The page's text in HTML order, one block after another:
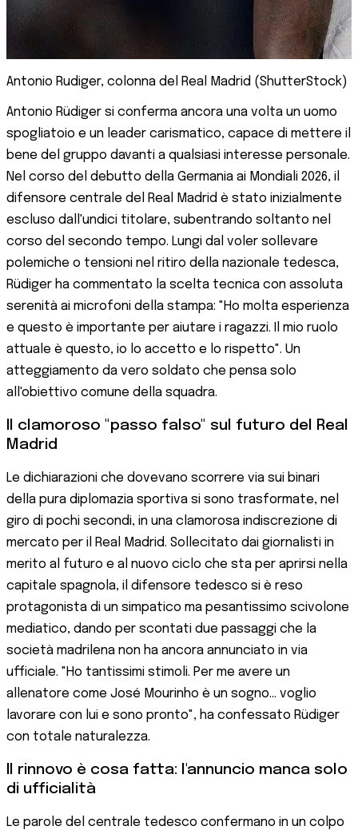
Antonio Rudiger, colonna del Real Madrid (ShutterStock)
Antonio Rüdiger si conferma ancora una volta un uomo
spogliatoio e un leader carismatico, capace di mettere il
bene del gruppo davanti a qualsiasi interesse personale.
Nel corso del debutto della Germania ai Mondiali 2026, il
difensore centrale del Real Madrid è stato inizialmente
escluso dall'undici titolare, subentrando soltanto nel
corso del secondo tempo. Lungi dal voler sollevare
polemiche o tensioni nel ritiro della nazionale tedesca,
Rüdiger ha commentato la scelta tecnica con assoluta
serenità ai microfoni della stampa: "Ho molta esperienza
e questo è importante per aiutare i ragazzi. Il mio ruolo
attuale è questo, io lo accetto e lo rispetto". Un
atteggiamento da vero soldato che pensa solo
all'obiettivo comune della squadra.
Il clamoroso "passo falso" sul futuro del Real
Madrid
Le dichiarazioni che dovevano scorrere via sui binari
della pura diplomazia sportiva si sono trasformate, nel
giro di pochi secondi, in una clamorosa indiscrezione di
mercato per il Real Madrid. Sollecitato dai giornalisti in
merito al futuro e al nuovo ciclo che sta per aprirsi nella
capitale spagnola, il difensore tedesco si è reso
protagonista di un simpatico ma pesantissimo scivolone
mediatico, dando per scontati due passaggi che la
società madrilena non ha ancora annunciato in via
ufficiale. "Ho tantissimi stimoli. Per me avere un
allenatore come José Mourinho è un sogno... voglio
lavorare con lui e sono pronto", ha confessato Rüdiger
con totale naturalezza.
Il rinnovo è cosa fatta: l'annuncio manca solo
di ufficialità
Le parole del centrale tedesco confermano in un colpo